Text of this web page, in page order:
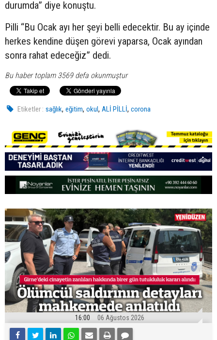
durumda” diye konuştu.
Pilli “Bu Ocak ayı her şeyi belli edecektir. Bu ay içinde
herkes kendine düşen görevi yaparsa, Ocak ayından
sonra rahat edeceğiz” dedi.
Bu haber toplam 3569 defa okunmuştur
Etiketler : sağlık,eğitim,okul,ALİ PİLLİ,corona
16:00 06 Ağustos 2026